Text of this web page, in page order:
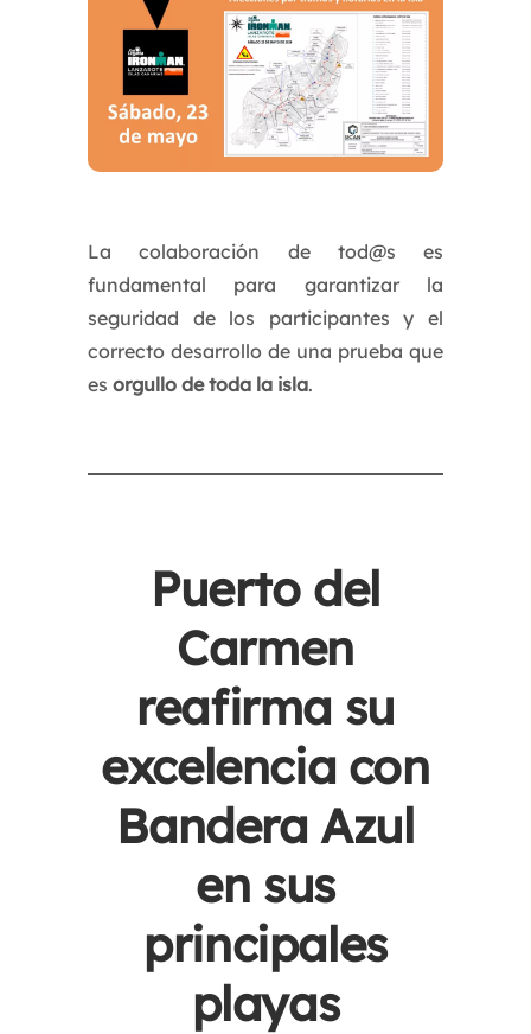
La colaboración de tod@s es
fundamental para garantizar la
seguridad de los participantes y el
correcto desarrollo de una prueba que
es orgullo de toda la isla.
Puerto del
Carmen
reafirma su
excelencia con
Bandera Azul
en sus
principales
playas